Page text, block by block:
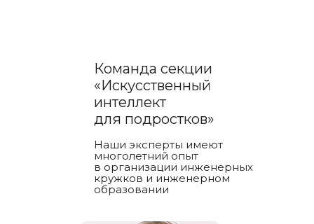
Команда секции
«Искусственный
интеллект
для подростков»
Наши эксперты имеют
многолетний опыт
в организации инженерных
кружков и инженерном
образовании